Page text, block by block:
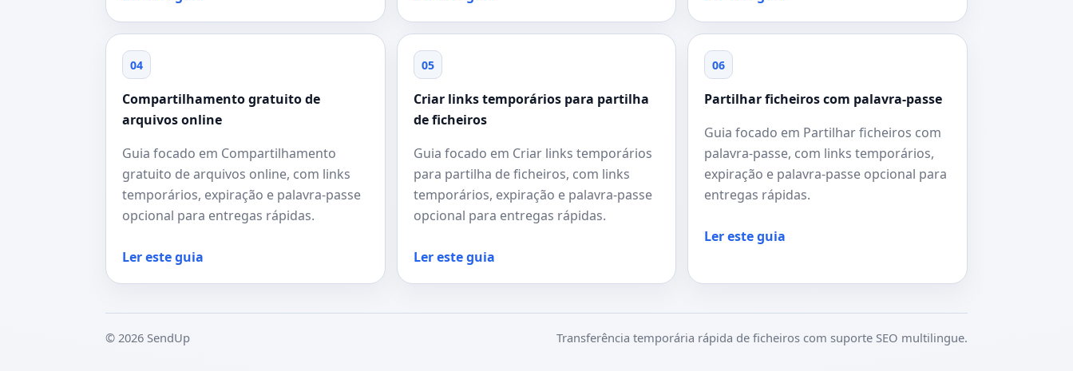
04
Compartilhamento gratuito de
arquivos online
Guia focado em Compartilhamento
gratuito de arquivos online, com links
temporários, expiração e palavra-passe
opcional para entregas rápidas.
Ler este guia
05
Criar links temporários para partilha
de ficheiros
Guia focado em Criar links temporários
para partilha de ficheiros, com links
temporários, expiração e palavra-passe
opcional para entregas rápidas.
Ler este guia
06
Partilhar ficheiros com palavra-passe
Guia focado em Partilhar ficheiros com
palavra-passe, com links temporários,
expiração e palavra-passe opcional para
entregas rápidas.
Ler este guia
© 2026 SendUp Transferência temporária rápida de ficheiros com suporte SEO multilingue.